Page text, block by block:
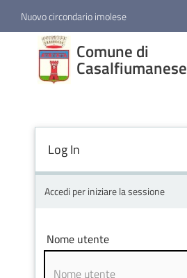
Vai al contenuto
Vai alla navigazione
Vai al footer
Nuovo circondario imolese
Comune di
Casalfiumanese
Comune di
Casalfiumanese
Amministrazione
Novità
Vivere
Casalfiumanese
Log In
Accedi per iniziare la sessione
Nome utente